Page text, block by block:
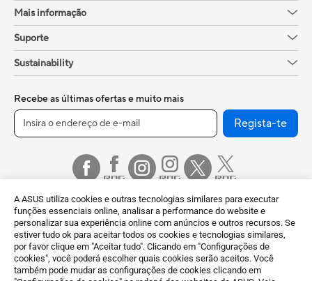
A ASUS utiliza cookies e outras tecnologias similares para executar
funções essenciais online, analisar a performance do website e
personalizar sua experiência online com anúncios e outros recursos. Se
estiver tudo ok para aceitar todos os cookies e tecnologias similares,
por favor clique em "Aceitar tudo". Clicando em "Configurações de
cookies", você poderá escolher quais cookies serão aceitos. Você
também pode mudar as configurações de cookies clicando em
Mais informação
Suporte
Sustainability
Recebe as últimas ofertas e muito mais
Regista-te
Portugal / Português